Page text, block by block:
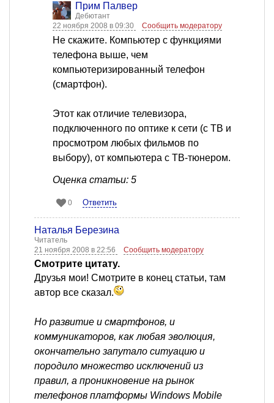
Прим Палвер
Дебютант
22 ноября 2008 в 09:30
Сообщить модератору
Не скажите. Компьютер с функциями
телефона выше, чем
компьютеризированный телефон
(смартфон).
Этот как отличие телевизора,
подключенного по оптике к сети (с ТВ и
просмотром любых фильмов по
выбору), от компьютера с ТВ-тюнером.
Оценка статьи: 5
0 Ответить
Наталья Березина
Читатель
21 ноября 2008 в 22:56
Сообщить модератору
Смотрите цитату.
Друзья мои! Смотрите в конец статьи, там
автор все сказал.
Но развитие и смартфонов, и
коммуникаторов, как любая эволюция,
окончательно запутало ситуацию и
породило множество исключений из
правил, а проникновение на рынок
телефонов платформы Windows Mobile